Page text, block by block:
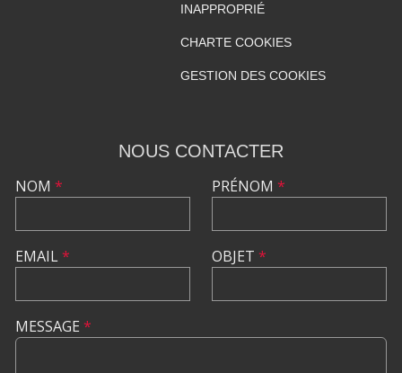
INAPPROPRIÉ
CHARTE COOKIES
GESTION DES COOKIES
NOUS CONTACTER
NOM *
EMAIL*
PRÉNOM *
OBJET *
MESSAGE *